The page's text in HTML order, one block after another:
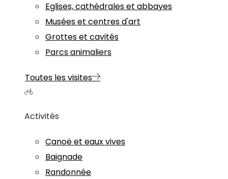
Eglises, cathédrales et abbayes
Musées et centres d'art
Grottes et cavités
Parcs animaliers
Toutes les visites
Activités
Canoë et eaux vives
Baignade
Randonnée